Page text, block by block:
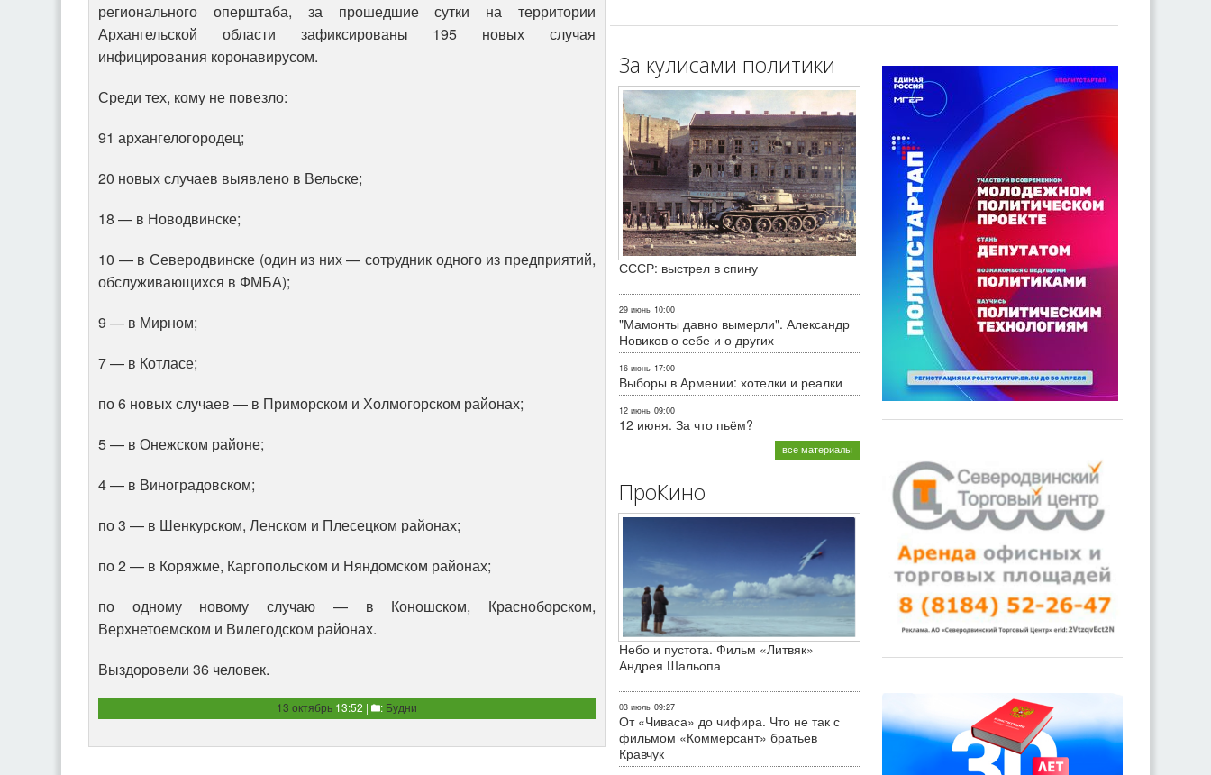
регионального оперштаба, за прошедшие сутки на территории
Архангельской области зафиксированы 195 новых случая
инфицирования коронавирусом.
Среди тех, кому не повезло:
91 архангелогородец;
20 новых случаев выявлено в Вельске;
18 — в Новодвинске;
10 — в Северодвинске (один из них — сотрудник одного из предприятий,
обслуживающихся в ФМБА);
9 — в Мирном;
7 — в Котласе;
по 6 новых случаев — в Приморском и Холмогорском районах;
5 — в Онежском районе;
4 — в Виноградовском;
по 3 — в Шенкурском, Ленском и Плесецком районах;
по 2 — в Коряжме, Каргопольском и Няндомском районах;
по одному новому случаю — в Коношском, Красноборском,
Верхнетоемском и Вилегодском районах.
Выздоровели 36 человек.
13 октябрь 13:52 | : Будни
За кулисами политики
СССР: выстрел в спину
29 июнь 10:00
"Мамонты давно вымерли". Александр
Новиков о себе и о других
16 июнь 17:00
Выборы в Армении: хотелки и реалки
12 июнь 09:00
12 июня. За что пьём?
все материалы
ПроКино
Небо и пустота. Фильм «Литвяк»
Андрея Шальопа
03 июль 09:27
От «Чиваса» до чифира. Что не так с
фильмом «Коммерсант» братьев
Кравчук